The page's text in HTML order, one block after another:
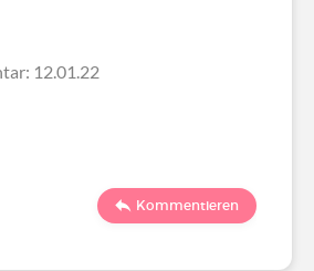
12.01.22
Kommentieren